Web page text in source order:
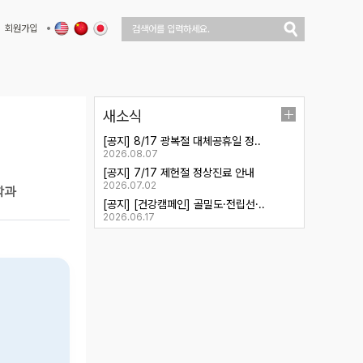
회원가입
새소식
[공지] 8/17 광복절 대체공휴일 정..
2026.08.07
[공지] 7/17 제헌절 정상진료 안내
2026.07.02
[공지] [건강캠페인] 골밀도·전립선·..
2026.06.17